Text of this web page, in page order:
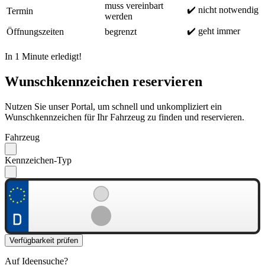
Termin
muss vereinbart
werden
✔️ nicht notwendig
Öffnungszeiten begrenzt ✔️ geht immer
In 1 Minute erledigt!
Wunschkennzeichen reservieren
Nutzen Sie unser Portal, um schnell und unkompliziert ein
Wunschkennzeichen für Ihr Fahrzeug zu finden und reservieren.
Fahrzeug
Kennzeichen-Typ
Verfügbarkeit prüfen
Auf Ideensuche?